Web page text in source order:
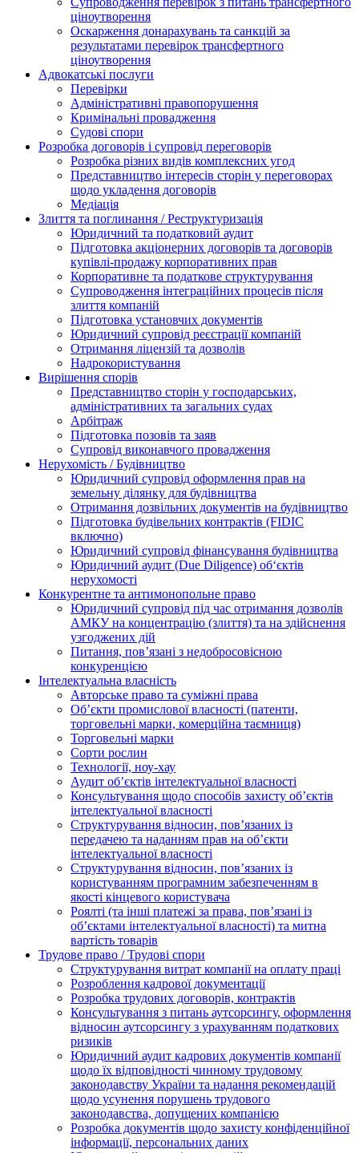
ціноутворення
Оскарження донарахувань та санкцій за
результатами перевірок трансфертного
ціноутворення
Адвокатські послуги
Перевірки
Адміністративні правопорушення
Кримінальні провадження
Судові спори
Розробка договорів і супровід переговорів
Розробка різних видів комплексних угод
Представництво інтересів сторін у переговорах
щодо укладення договорів
Медіація
Злиття та поглинання / Реструктуризація
Юридичний та податковий аудит
Підготовка акціонерних договорів та договорів
купівлі-продажу корпоративних прав
Корпоративне та податкове структурування
Супроводження інтеграційних процесів після
злиття компаній
Підготовка установчих документів
Юридичний супровід реєстрації компаній
Отримання ліцензій та дозволів
Надрокористування
Вирішення спорів
Представництво сторін у господарських,
адміністративних та загальних судах
Арбітраж
Підготовка позовів та заяв
Супровід виконавчого провадження
Нерухомість / Будівництво
Юридичний супровід оформлення прав на
земельну ділянку для будівництва
Отримання дозвільних документів на будівництво
Підготовка будівельних контрактів (FIDIC
включно)
Юридичний супровід фінансування будівництва
Юридичний аудит (Due Diligence) об‘єктів
нерухомості
Конкурентне та антимонопольне право
Юридичний супровід під час отримання дозволів
АМКУ на концентрацію (злиття) та на здійснення
узгоджених дій
Питання, пов’язані з недобросовісною
конкуренцією
Інтелектуальна власність
Авторське право та суміжні права
Oб’єкти промислової власності (патенти,
торговельні марки, комерційна таємниця)
Торговельні марки
Сорти рослин
Технології, ноу-хау
Аудит об’єктів інтелектуальної власності
Консультування щодо способів захисту об’єктів
інтелектуальної власності
Структурування відносин, пов’язаних із
передачею та наданням прав на об’єкти
інтелектуальної власності
Структурування відносин, пов’язаних із
користуванням програмним забезпеченням в
якості кінцевого користувача
Роялті (та інші платежі за права, пов’язані із
об’єктами інтелектуальної власності) та митна
вартість товарів
Трудове право / Трудові спори
Cтруктурування витрат компанії на оплату праці
Розроблення кадрової документації
Розробка трудових договорів, контрактів
Консультування з питань аутсорсингу, оформлення
відносин аутсорсингу з урахуванням податкових
ризиків
Юридичний аудит кадрових документів компанії
щодо їх відповідності чинному трудовому
законодавству України та надання рекомендацій
щодо усунення порушень трудового
законодавства, допущених компанією
Розробка документів щодо захисту конфіденційної
інформації, персональних даних